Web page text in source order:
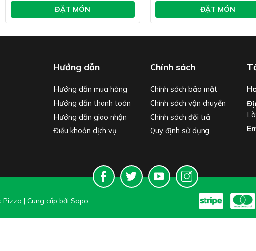
ĐẶT MÓN ĐẶT MÓN
Hướng dẫn
Hướng dẫn mua hàng
Hướng dẫn thanh toán
Hướng dẫn giao nhận
Điều khoản dịch vụ
Chính sách
Chính sách bảo mật
Chính sách vận chuyển
Chính sách đổi trả
Quy định sử dụng
Pizza | Cung cấp bởi Sapo